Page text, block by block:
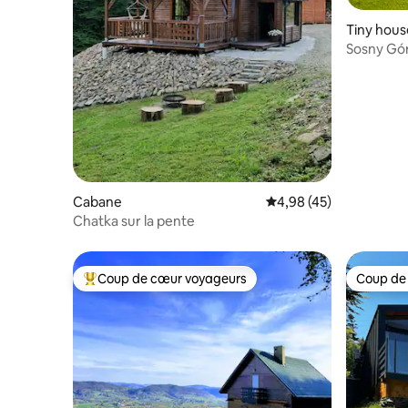
Cabane Évaluation moyenne
4,98 (45)
Chatka sur la pente
Tiny
Sosny
Coups de cœur voyageurs les plus appréciés
Coup de cœur voyageurs Coup
Coup